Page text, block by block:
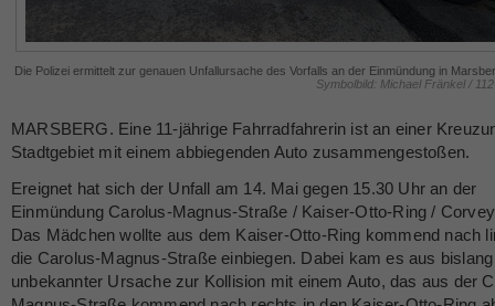
Die Polizei ermittelt zur genauen Unfallursache des Vorfalls an der Einmündung in
Symbolbild: Michael Fränkel /
MARSBERG. Eine 11-jährige Fahrradfahrerin ist an einer
Stadtgebiet mit einem abbiegenden Auto zusammengestoßen.
Ereignet hat sich der Unfall am 14. Mai gegen 15.30 Uhr an der
Einmündung Carolus-Magnus-Straße / Kaiser-Otto-Ring /
Das Mädchen wollte aus dem Kaiser-Otto-Ring kommend nach
die Carolus-Magnus-Straße einbiegen. Dabei kam es aus bislang
unbekannter Ursache zur Kollision mit einem Auto, das aus der